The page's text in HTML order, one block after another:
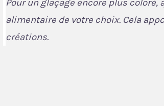
Pour un glaçage encore plus
alimentaire de votre choix. Cela
créations.